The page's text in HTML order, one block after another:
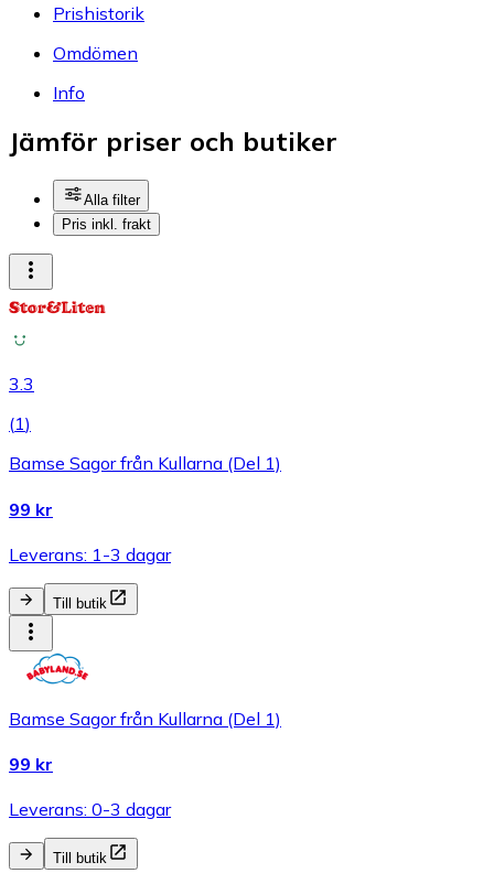
Prishistorik
Omdömen
Info
Jämför priser och butiker
Alla filter
Pris inkl. frakt
3.3
(1)
Bamse Sagor från Kullarna (Del 1)
99 kr
Leverans: 1-3 dagar
Till butik
Bamse Sagor från Kullarna (Del 1)
99 kr
Leverans: 0-3 dagar
Till butik